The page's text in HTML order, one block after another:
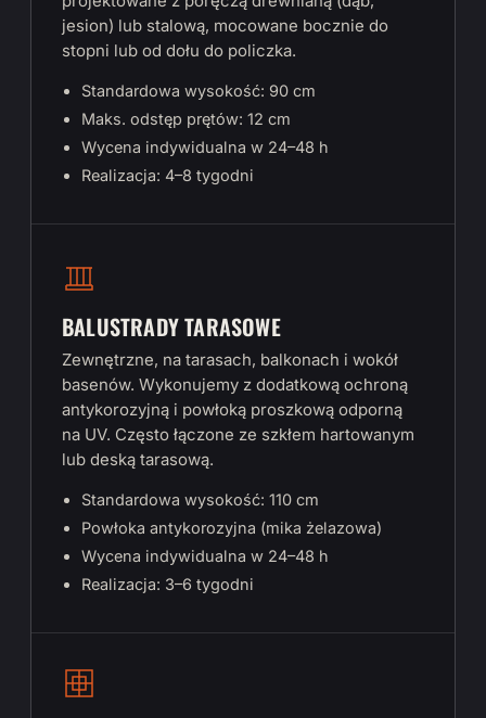
jesion) lub stalową, mocowane bocznie do
stopni lub od dołu do policzka.
Standardowa wysokość: 90 cm
Maks. odstęp prętów: 12 cm
Wycena indywidualna w 24–48 h
Realizacja: 4–8 tygodni
BALUSTRADY TARASOWE
Zewnętrzne, na tarasach, balkonach i wokół
basenów. Wykonujemy z dodatkową ochroną
antykorozyjną i powłoką proszkową odporną
na UV. Często łączone ze szkłem hartowanym
lub deską tarasową.
Standardowa wysokość: 110 cm
Powłoka antykorozyjna (mika żelazowa)
Wycena indywidualna w 24–48 h
Realizacja: 3–6 tygodni